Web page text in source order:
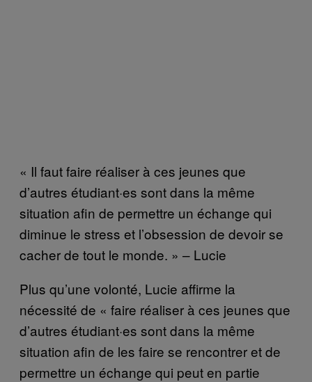
« Il faut faire réaliser à ces jeunes que
d’autres étudiant·es sont dans la même
situation afin de permettre un échange qui
diminue le stress et l’obsession de devoir se
cacher de tout le monde. » – Lucie
Plus qu’une volonté, Lucie affirme la
nécessité de « faire réaliser à ces jeunes que
d’autres étudiant·es sont dans la même
situation afin de les faire se rencontrer et de
permettre un échange qui peut en partie